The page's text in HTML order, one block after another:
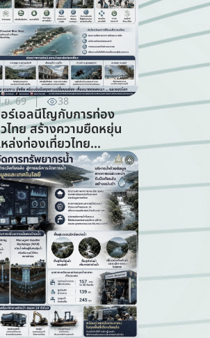
ย. 69 38
ร์เอลนีโญกับการท่อง
ไทย สร้างความยืดหยุ่น
ล่งท่องเที่ยวไทย
ลางความท้าทายจาก
ภูมิอากาศ (สาขาการ
ที่ยว)